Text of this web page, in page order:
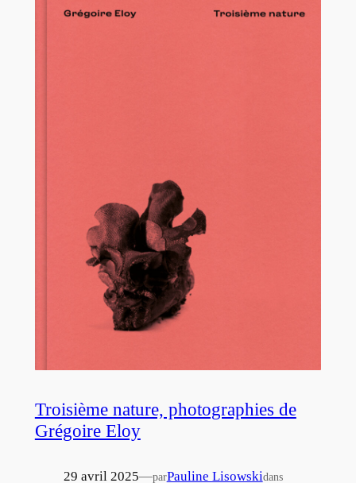
Troisième nature, photographies de
Grégoire Eloy
29 avril 2025—parPauline Lisowskidans